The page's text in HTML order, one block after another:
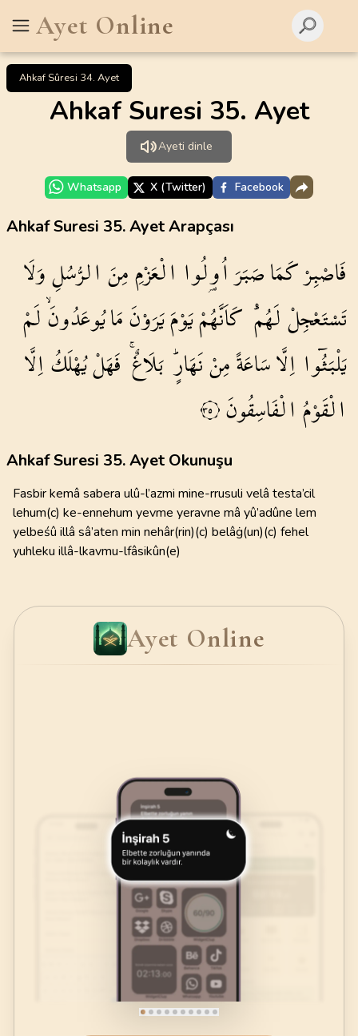
Ayet Online
Ahkaf Sûresi 34. Ayet
Ahkaf Suresi 35. Ayet
Ayeti dinle
Whatsapp X (Twitter) Facebook
Ahkaf Suresi 35. Ayet Arapçası
فَاصْبِرْكَمَاصَبَرَاُو۬لُوا الْعَزْمِمِنَالرُّسُلِوَلَا
تَسْتَعْجِلْلَهُمْۜ كَاَنَّهُمْيَوْمَيَرَوْنَمَايُوعَدُونَۙلَمْ
يَلْبَثُٓوا اِلَّاسَاعَةًمِنْنَهَارٍۜ بَلَاغٌۚ فَهَلْيُهْلَكُاِلَّا
الْقَوْمُالْفَاسِقُونَ ٣٥
Ahkaf Suresi 35. Ayet Okunuşu
Fasbir kemâ sabera ulû-l’azmi mine-rrusuli velâ testa’cil
lehum(c) ke-ennehum yevme yeravne mâ yû’adûne lem
yelbeśû illâ sâ’aten min nehâr(rin)(c) belâġ(un)(c) fehel
yuhleku illâ-lkavmu-lfâsikûn(e)
Ayet Online